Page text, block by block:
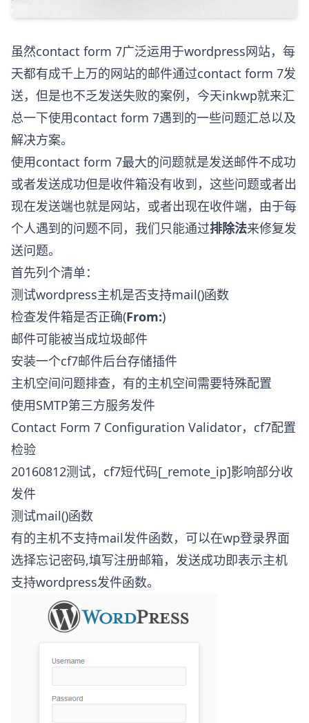
虽然contact form 7广泛运用于wordpress网站，每
天都有成千上万的网站的邮件通过contact form 7发
送，但是也不乏发送失败的案例，今天inkwp就来汇
总一下使用contact form 7遇到的一些问题汇总以及
解决方案。
使用contact form 7最大的问题就是发送邮件不成功
或者发送成功但是收件箱没有收到，这些问题或者出
现在发送端也就是网站，或者出现在收件端，由于每
个人遇到的问题不同，我们只能通过排除法来修复发
送问题。
首先列个清单：
测试wordpress主机是否支持mail()函数
检查发件箱是否正确(From:)
邮件可能被当成垃圾邮件
安装一个cf7邮件后台存储插件
主机空间问题排查，有的主机空间需要特殊配置
使用SMTP第三方服务发件
Contact Form 7 Configuration Validator，cf7配置
检验
20160812测试，cf7短代码[_remote_ip]影响部分收
发件
测试mail()函数
有的主机不支持mail发件函数，可以在wp登录界面
选择忘记密码,填写注册邮箱，发送成功即表示主机
支持wordpress发件函数。